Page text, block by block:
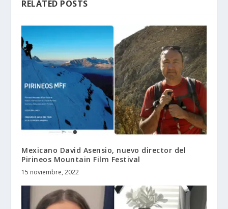
RELATED POSTS
Mexicano David Asensio, nuevo director del
Pirineos Mountain Film Festival
15 noviembre, 2022